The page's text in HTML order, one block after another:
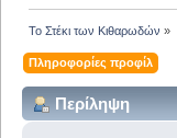
Το Στέκι των Κιθαρωδών »
Πληροφορίες προφίλ
Περίληψη